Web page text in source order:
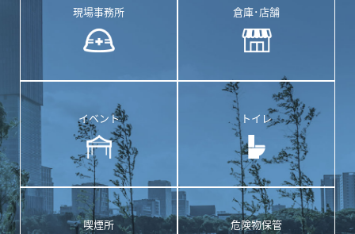
現場事務所 倉庫･店舗
イベント トイレ
喫煙所 危険物保管